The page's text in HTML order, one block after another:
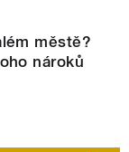
městě?
nároků